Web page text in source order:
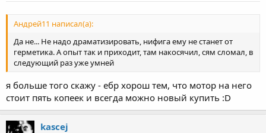
Андрей11 написал(а):
Да не... Не надо драматизировать, нифига ему не станет от
герметика. А опыт так и приходит, там накосячил, сям сломал, в
следующий раз уже умней
я больше того скажу - ебр хорош тем, что мотор на него
стоит пять копеек и всегда можно новый купить :D
kascej